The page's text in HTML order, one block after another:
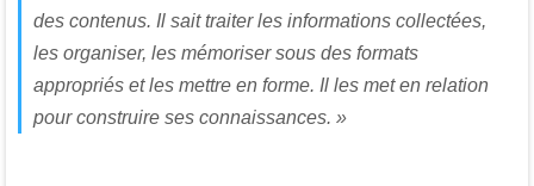
des contenus. Il sait traiter les informations collectées,
les organiser, les mémoriser sous des formats
appropriés et les mettre en forme. Il les met en relation
pour construire ses connaissances. »